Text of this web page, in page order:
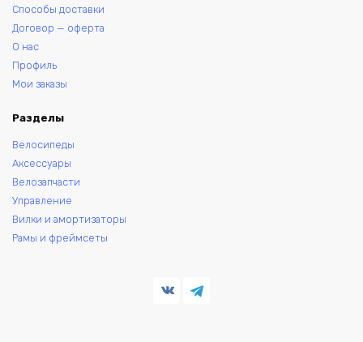
Способы доставки
Договор — оферта
О нас
Профиль
Мои заказы
Разделы
Велосипеды
Аксессуары
Велозапчасти
Управление
Вилки и амортизаторы
Рамы и фреймсеты